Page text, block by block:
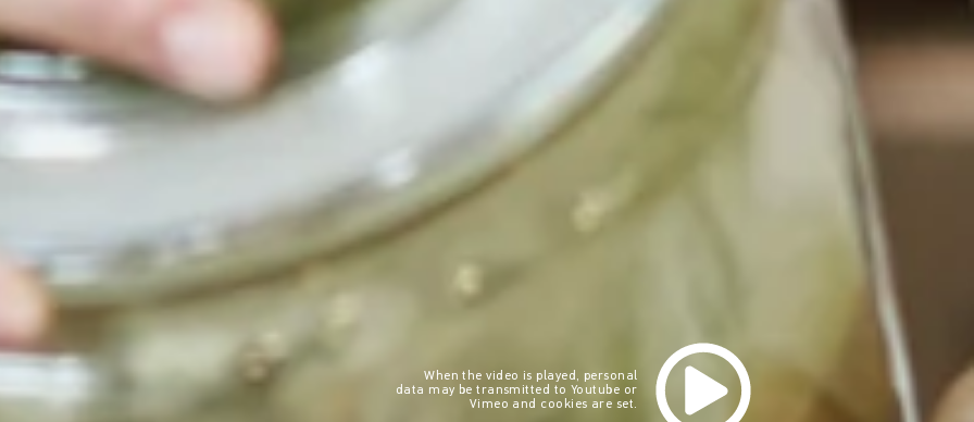
When the video is played, personal
data may be transmitted to Youtube or
Vimeo and cookies are set.